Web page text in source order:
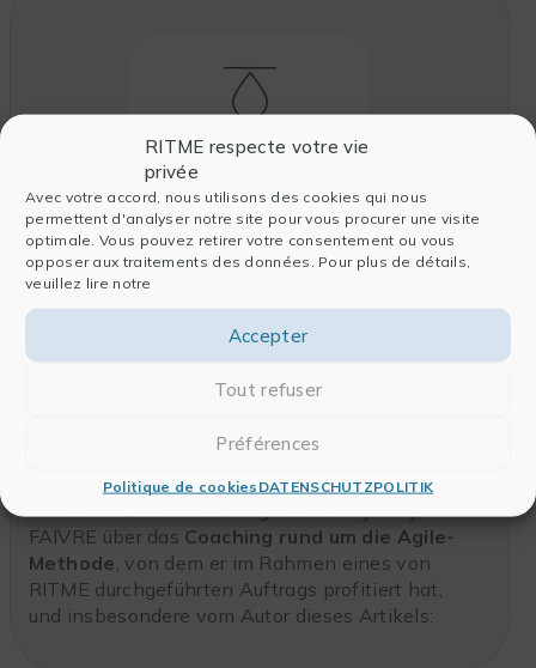
RITME respecte votre vie
privée
Avec votre accord, nous utilisons des cookies qui nous
permettent d'analyser notre site pour vous procurer une visite
optimale. Vous pouvez retirer votre consentement ou vous
opposer aux traitements des données. Pour plus de détails,
veuillez lire notre
Accepter
Tout refuser
Préférences
Politique de cookies DATENSCHUTZPOLITIK
teoxane.com
KUNDENBERICHT
Die Schweizer Laboratorien TEOXANE sind
Medizin und seit mehreren Jahren Kunden
FAIVRE über das Coaching rund um die Agile-
Methode , von dem er im Rahmen eines von
RITME durchgeführten Auftrags profitiert hat,
und insbesondere vom Autor dieses Artikels: